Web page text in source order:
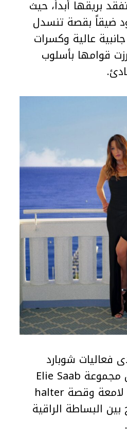
بريقها أبداً، حيث
ضيقاً بقصة تنسدل
عالية وكسرات
قوامها بأسلوب
شوبارد
بجمبسوت أسود من مجموعة Elie Saab
FW 2026 بتطريزات لامعة وقصة halter
البساطة الراقية